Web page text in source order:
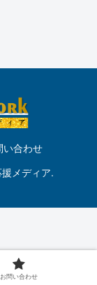
い合わせ
メディア.
お問い合わせ